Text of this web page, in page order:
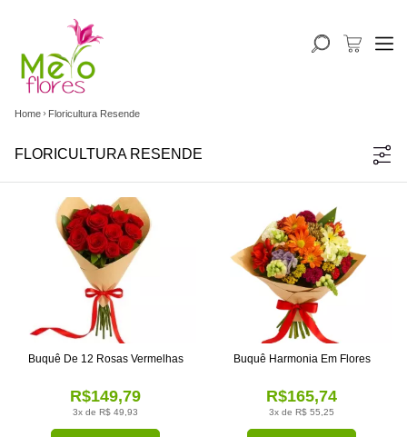
Home Floricultura Resende
FLORICULTURA RESENDE
3x de R$ 49,93
R$149,79
Buquê De 12 Rosas Vermelhas
3x de R$ 55,25
R$165,74
Buquê Harmonia Em Flores